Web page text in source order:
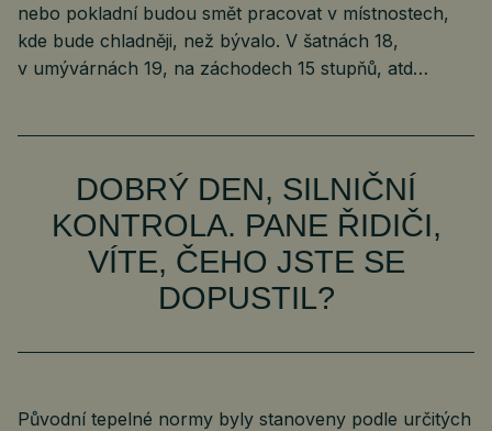
nebo pokladní budou smět pracovat v místnostech,
kde bude chladněji, než bývalo. V šatnách 18,
v umývárnách 19, na záchodech 15 stupňů, atd…
DOBRÝ DEN, SILNIČNÍ
KONTROLA. PANE ŘIDIČI,
VÍTE, ČEHO JSTE SE
DOPUSTIL?
Původní tepelné normy byly stanoveny podle určitých